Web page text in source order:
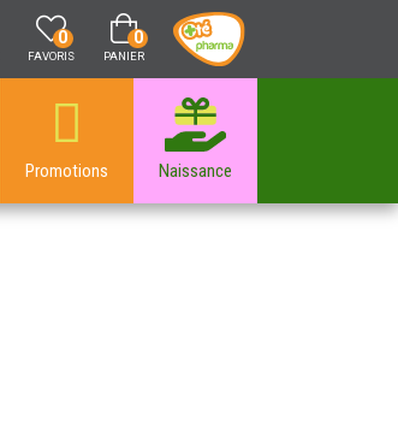
FAVORIS
0
PANIER
0
Promotions Naissance